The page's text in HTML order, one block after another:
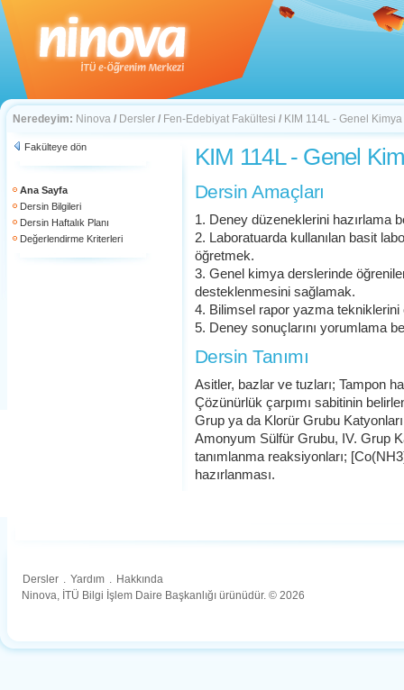
Neredeyim: Ninova / Dersler / Fen-Edebiyat Fakültesi / KIM 114L - Genel
Fakülteye dön
Ana Sayfa
Dersin Bilgileri
Dersin Haftalık Planı
Değerlendirme Kriterleri
KIM 114L - Genel
Dersin Amaçları
1. Deney düzeneklerini hazırlama
2. Laboratuarda kullanılan basit
öğretmek.
3. Genel kimya derslerinde
desteklenmesini sağlamak.
4. Bilimsel rapor yazma tekniklerini
5. Deney sonuçlarını yorumlama
Dersin Tanımı
Asitler, bazlar ve tuzları; Tampon
Çözünürlük çarpımı sabitinin
Grup ya da Klorür Grubu
Amonyum Sülfür Grubu, IV. Grup
tanımlanma reaksiyonları;
hazırlanması.
Dersler . Yardım . Hakkında
Ninova, İTÜ Bilgi İşlem Daire Başkanlığı ürünüdür. © 2026